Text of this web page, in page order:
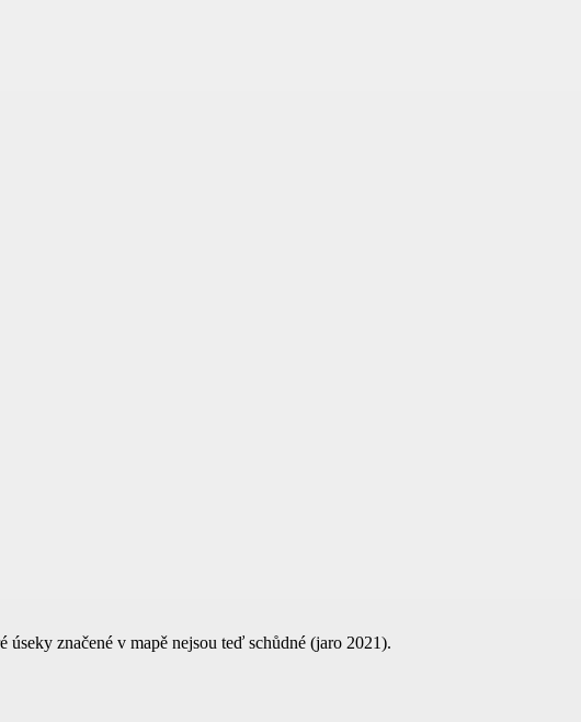
značené v mapě nejsou teď schůdné (jaro 2021).